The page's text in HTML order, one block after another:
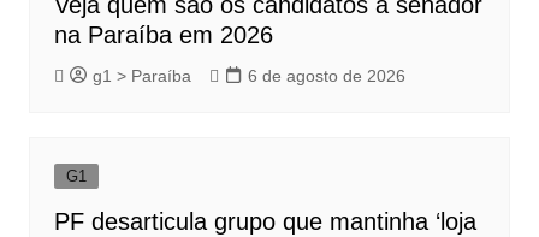
na Paraíba em 2026
g1 > Paraíba 6 de agosto de 2026
G1
PF desarticula grupo que mantinha ‘loja